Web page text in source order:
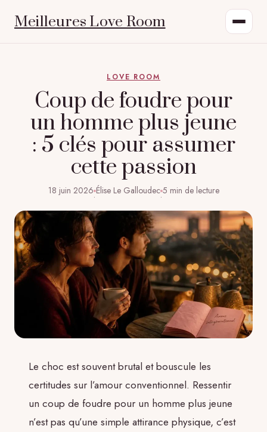
Meilleures Love Room
LOVE ROOM
Coup de foudre pour
un homme plus jeune
: 5 clés pour assumer
cette passion
18 juin 2026·Élise Le Galloudec·5 min de lecture
Le choc est souvent brutal et bouscule les
certitudes sur l’amour conventionnel. Ressentir
un coup de foudre pour un homme plus jeune
n’est pas qu’une simple attirance physique, c’est